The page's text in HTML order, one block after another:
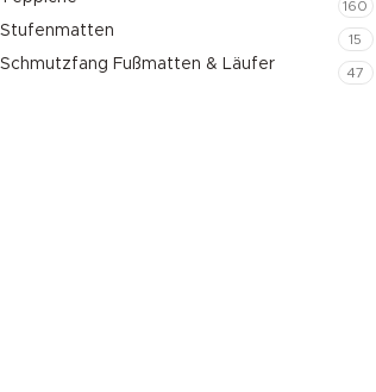
160
Stufenmatten 15
Schmutzfang Fußmatten & Läufer 47